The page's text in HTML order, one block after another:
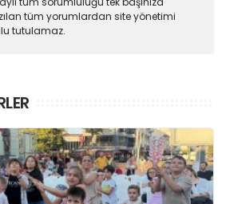
tüm yorumlardan site yönetimi
tutulamaz.